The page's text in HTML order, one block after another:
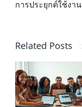
การประยุกต์ใช้งา
Related Posts
ค่าไฟต่
ค่าน้ำมั